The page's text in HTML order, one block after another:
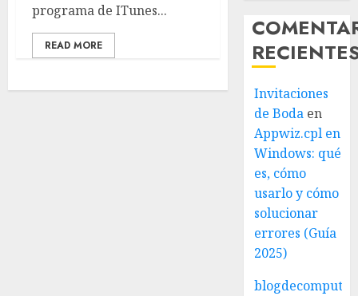
programa de ITunes...
READ MORE
Invitaciones
de Boda en
Appwiz.cpl en
Windows: qué
es, cómo
usarlo y cómo
solucionar
errores (Guía
2025)